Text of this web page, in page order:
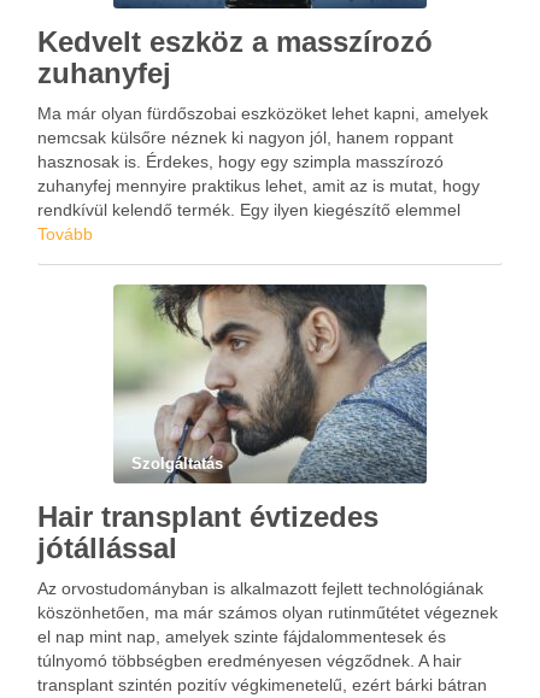
Kedvelt eszköz a masszírozó
zuhanyfej
Ma már olyan fürdőszobai eszközöket lehet kapni, amelyek
nemcsak külsőre néznek ki nagyon jól, hanem roppant
hasznosak is. Érdekes, hogy egy szimpla masszírozó
zuhanyfej mennyire praktikus lehet, amit az is mutat, hogy
rendkívül kelendő termék. Egy ilyen kiegészítő elemmel
sokkal jobb és élvezetesebb lehet a tisztálkodás, hiszen a
Tovább
Szolgáltatás
Hair transplant évtizedes
jótállással
Az orvostudományban is alkalmazott fejlett technológiának
köszönhetően, ma már számos olyan rutinműtétet végeznek
el nap mint nap, amelyek szinte fájdalommentesek és
túlnyomó többségben eredményesen végződnek. A hair
transplant szintén pozitív végkimenetelű, ezért bárki bátran